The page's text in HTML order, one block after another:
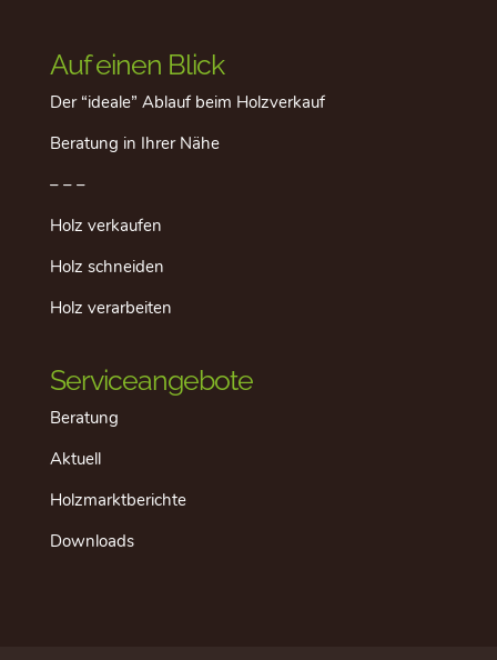
Auf einen Blick
Der “ideale” Ablauf beim Holzverkauf
Beratung in Ihrer Nähe
– – –
Holz verkaufen
Holz schneiden
Holz verarbeiten
Serviceangebote
Beratung
Aktuell
Holzmarktberichte
Downloads